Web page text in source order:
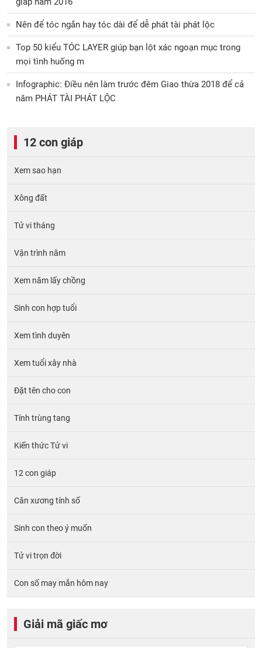
Nên để tóc ngắn hay tóc dài để dễ phát tài phát lộc
Top 50 kiểu TÓC LAYER giúp bạn lột xác ngoạn mục trong
mọi tình huống m
Infographic: Điều nên làm trước đêm Giao thừa 2018 để cả
năm PHÁT TÀI PHÁT LỘC
12 con giáp
Xem sao hạn
Xông đất
Tử vi tháng
Vận trình năm
Xem năm lấy chồng
Sinh con hợp tuổi
Xem tình duyên
Xem tuổi xây nhà
Đặt tên cho con
Tính trùng tang
Kiến thức Tử vi
12 con giáp
Cân xương tính số
Sinh con theo ý muốn
Tử vi trọn đời
Con số may mắn hôm nay
Giải mã giấc mơ